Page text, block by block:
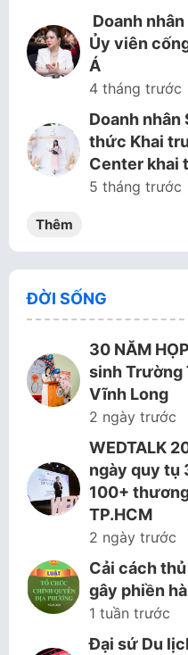
Doanh
Ủy viên
Á
4 tháng trước
Doanh
thức Khai
Center khai
5 tháng trước
Thêm
ĐỜI SỐNG
30 NĂM
sinh Trường
Vĩnh Long
2 ngày trước
WEDTALK
ngày quy tụ
100+
TP.HCM
2 ngày trước
Cải cách
gây phiền
1 tuần trước
Đại sứ Du